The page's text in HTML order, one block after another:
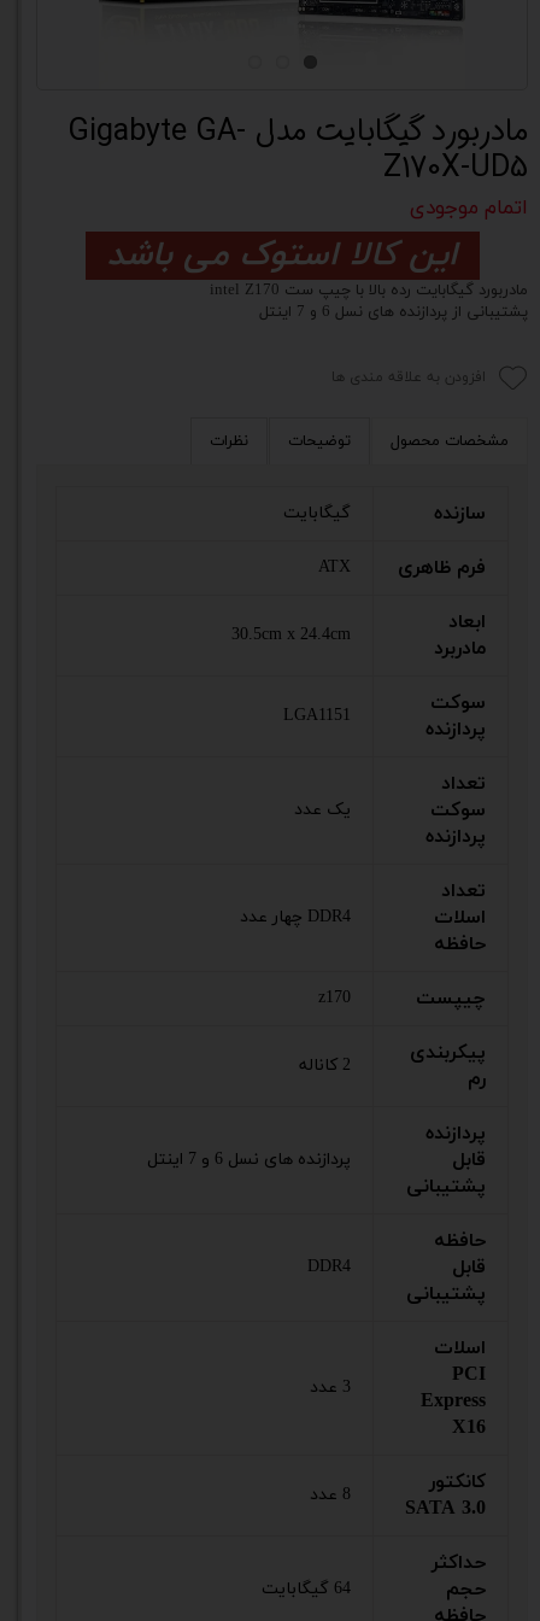
مادربورد گیگابایت مدل Gigabyte GA-
Z170X-UD5
اتمام موجودی
این کالا استوک می باشد
مادربورد گیگابایت رده بالا با چیپ ست intel Z170
پشتیبانی از پردازنده های نسل 6 و 7 اینتل
افزودن به علاقه مندی ها
مشخصات محصول توضیحات نظرات
سازنده گیگابایت
فرم ظاهری ATX
ابعاد
مادربرد
30.5cm x 24.4cm
سوکت
پردازنده
LGA1151
تعداد
سوکت
پردازنده
یک عدد
تعداد
اسلات
حافظه
DDR4 چهار عدد
چیپست z170
پیکربندی
رم
2 کاناله
پردازنده‌
قابل
پشتیبانی
پردازنده های نسل 6 و 7 اینتل
حافظه
قابل
پشتیبانی
DDR4
اسلات
PCI
Express
X16
3 عدد
کانکتور
SATA 3.0
8 عدد
حداکثر
حجم
64 گیگابایت